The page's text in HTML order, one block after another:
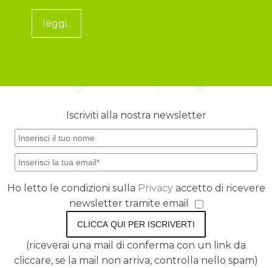
leggi..
Iscriviti alla nostra newsletter
Ho letto le condizioni sulla Privacy accetto di ricevere
newsletter tramite email
CLICCA QUI PER ISCRIVERTI
(riceverai una mail di conferma con un link da
cliccare, se la mail non arriva, controlla nello spam)